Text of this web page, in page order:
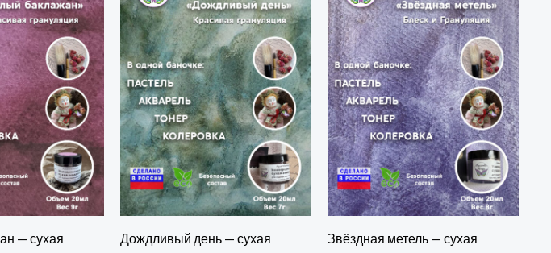
— сухая
Дождливый день — сухая
Звёздная метель — сухая